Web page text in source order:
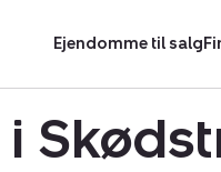
Ejendomme til salg